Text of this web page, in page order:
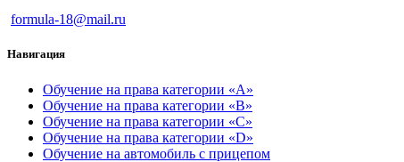
formula-18@mail.ru
Навигация
Обучение на права категории «A»
Обучение на права категории «В»
Обучение на права категории «C»
Обучение на права категории «D»
Обучение на автомобиль с прицепом